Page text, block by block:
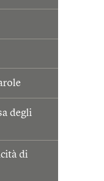
degli
di